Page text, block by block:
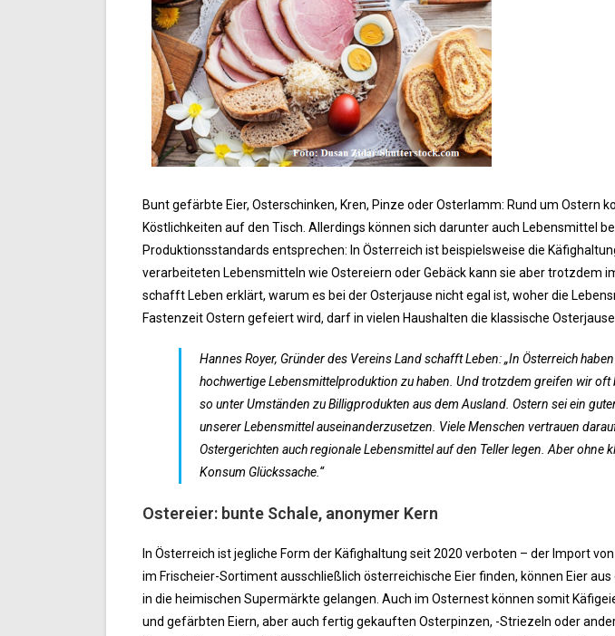
Bunt gefärbte Eier, Osterschinken, Kren, Pinze oder Osterlamm: Rund um Ostern
Köstlichkeiten auf den Tisch. Allerdings können sich darunter auch Lebensmittel
Produktionsstandards entsprechen: In Österreich ist beispielsweise die
verarbeiteten Lebensmitteln wie Ostereiern oder Gebäck kann sie aber trotzdem
schafft Leben erklärt, warum es bei der Osterjause nicht egal ist, woher die
Fastenzeit Ostern gefeiert wird, darf in vielen Haushalten die klassische
Hannes Royer, Gründer des Vereins Land schafft Leben: „In Österreich
hochwertige Lebensmittelproduktion zu haben. Und trotzdem greifen wir
so unter Umständen zu Billigprodukten aus dem Ausland. Ostern sei ein
unserer Lebensmittel auseinanderzusetzen. Viele Menschen vertrauen
Ostergerichten auch regionale Lebensmittel auf den Teller legen. Aber ohne
Konsum Glückssache.“
Ostereier: bunte Schale, anonymer Kern
In Österreich ist jegliche Form der Käfighaltung seit 2020 verboten – der Import
im Frischeier-Sortiment ausschließlich österreichische Eier finden, können Eier
in die heimischen Supermärkte gelangen. Auch im Osternest können somit
und gefärbten Eiern, aber auch fertig gekauften Osterpinzen, -Striezeln oder